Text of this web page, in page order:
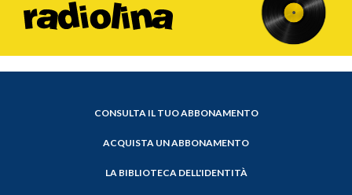
CONSULTA IL TUO ABBONAMENTO
ACQUISTA UN ABBONAMENTO
LA BIBLIOTECA DELL'IDENTITÀ